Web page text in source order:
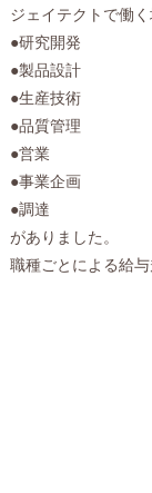
ジェイテクトで働く
●研究開発
●製品設計
●生産技術
●品質管理
●営業
●事業企画
●調達
がありました。
職種ごとによる給